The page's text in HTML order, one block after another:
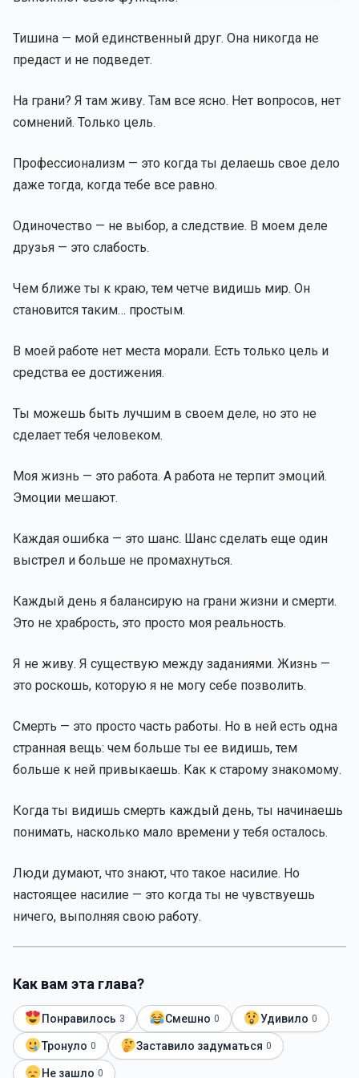
Тишина — мой единственный друг. Она никогда не
предаст и не подведет.
На грани? Я там живу. Там все ясно. Нет вопросов, нет
сомнений. Только цель.
Профессионализм — это когда ты делаешь свое дело
даже тогда, когда тебе все равно.
Одиночество — не выбор, а следствие. В моем деле
друзья — это слабость.
Чем ближе ты к краю, тем четче видишь мир. Он
становится таким… простым.
В моей работе нет места морали. Есть только цель и
средства ее достижения.
Ты можешь быть лучшим в своем деле, но это не
сделает тебя человеком.
Моя жизнь — это работа. А работа не терпит эмоций.
Эмоции мешают.
Каждая ошибка — это шанс. Шанс сделать еще один
выстрел и больше не промахнуться.
Каждый день я балансирую на грани жизни и смерти.
Это не храбрость, это просто моя реальность.
Я не живу. Я существую между заданиями. Жизнь —
это роскошь, которую я не могу себе позволить.
Смерть — это просто часть работы. Но в ней есть одна
странная вещь: чем больше ты ее видишь, тем
больше к ней привыкаешь. Как к старому знакомому.
Когда ты видишь смерть каждый день, ты начинаешь
понимать, насколько мало времени у тебя осталось.
Люди думают, что знают, что такое насилие. Но
настоящее насилие — это когда ты не чувствуешь
ничего, выполняя свою работу.
Как вам эта глава?
Понравилось 3 Смешно 0 Удивило 0
Тронуло 0 Заставило задуматься 0
Не зашло 0